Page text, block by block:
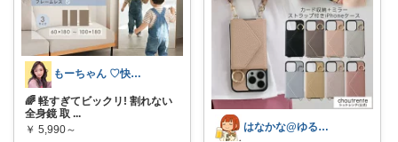
もーちゃん ♡快適生活~旅行大好き🌈✨
🌈 軽すぎてビックリ! 割れない
全身鏡 取 ...
￥ 5,990～ はなかな@ゆるふわ暮らし